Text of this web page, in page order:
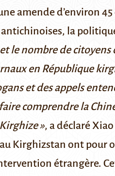
amende d’environ
la
le nombre de
en République
et des appels
comprendre la
», a déclaré
Kirghizstan ont pour
étrangère.